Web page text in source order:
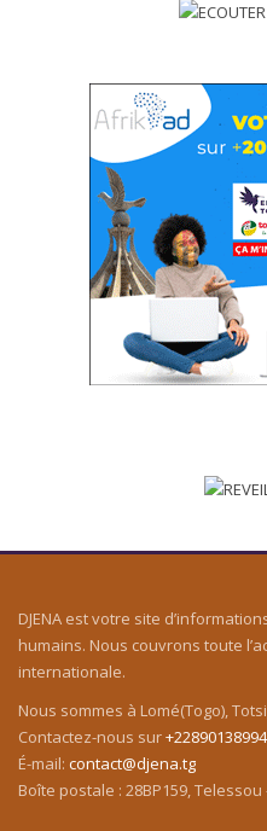
DJENA est votre site
humains. Nous couvrons toute
internationale.
Nous sommes à Lomé(Togo),
Contactez-nous sur+22890138994
É-mail: contact@djena.tg
Boîte postale : 28BP159, Telessou